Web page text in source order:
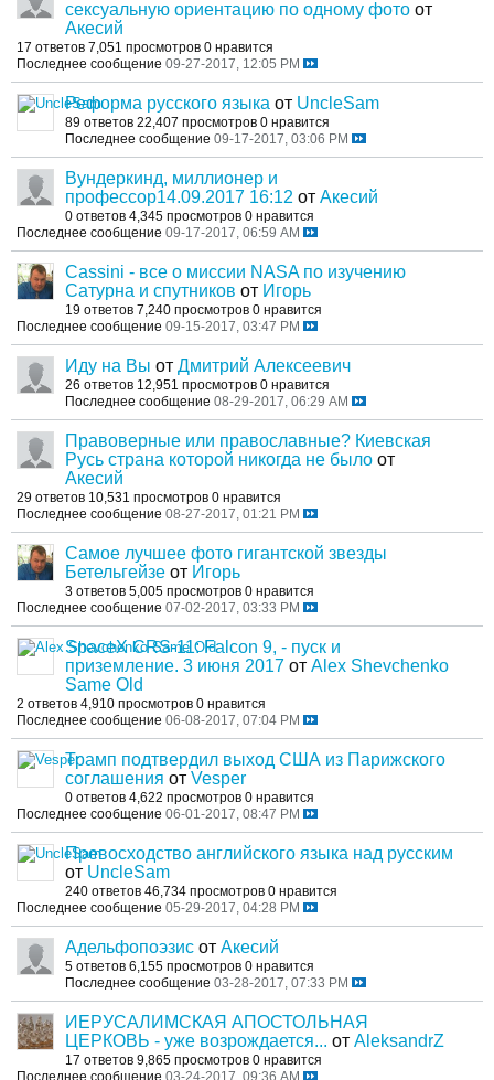
сексуальную ориентацию по одному фото от
Акесий
17 ответов 7,051 просмотров 0 нравится
Последнее сообщение 09-27-2017, 12:05 PM
Реформа русского языка от UncleSam
89 ответов 22,407 просмотров 0 нравится
Последнее сообщение 09-17-2017, 03:06 PM
Вундеркинд, миллионер и
профессор14.09.2017 16:12 от Акесий
0 ответов 4,345 просмотров 0 нравится
Последнее сообщение 09-17-2017, 06:59 AM
Cassini - все о миссии NASA по изучению
Сатурна и спутников от Игорь
19 ответов 7,240 просмотров 0 нравится
Последнее сообщение 09-15-2017, 03:47 PM
Иду на Вы от Дмитрий Алексеевич
26 ответов 12,951 просмотров 0 нравится
Последнее сообщение 08-29-2017, 06:29 AM
Правоверные или православные? Киевская
Русь страна которой никогда не было от
Акесий
29 ответов 10,531 просмотров 0 нравится
Последнее сообщение 08-27-2017, 01:21 PM
Самое лучшее фото гигантской звезды
Бетельгейзе от Игорь
3 ответов 5,005 просмотров 0 нравится
Последнее сообщение 07-02-2017, 03:33 PM
SpaceX CRS-11: Falcon 9, - пуск и
приземление. 3 июня 2017 от Alex Shevchenko
Same Old
2 ответов 4,910 просмотров 0 нравится
Последнее сообщение 06-08-2017, 07:04 PM
Трамп подтвердил выход США из Парижского
соглашения от Vesper
0 ответов 4,622 просмотров 0 нравится
Последнее сообщение 06-01-2017, 08:47 PM
Превосходство английского языка над русским
от UncleSam
240 ответов 46,734 просмотров 0 нравится
Последнее сообщение 05-29-2017, 04:28 PM
Адельфопоэзис от Акесий
5 ответов 6,155 просмотров 0 нравится
Последнее сообщение 03-28-2017, 07:33 PM
ИЕРУСАЛИМСКАЯ АПОСТОЛЬНАЯ
ЦЕРКОВЬ - уже возрождается... от AleksandrZ
17 ответов 9,865 просмотров 0 нравится
Последнее сообщение 03-24-2017, 09:36 AM